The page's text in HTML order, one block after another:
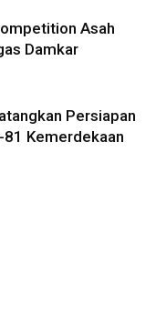
Asah
Damkar
Persiapan
81 Kemerdekaan